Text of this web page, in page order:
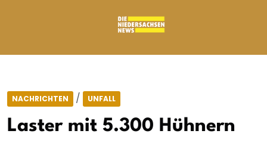
NACHRICHTEN / UNFALL
Laster mit 5.300 Hühnern